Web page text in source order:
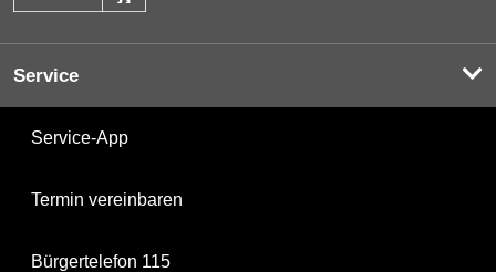
Service
Service-App
Termin vereinbaren
Bürgertelefon 115